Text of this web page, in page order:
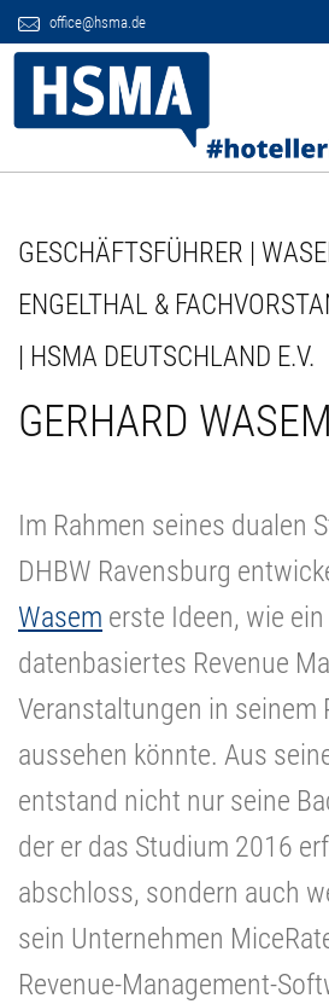
office@hsma.de
GESCHÄFTSFÜHRER |
ENGELTHAL &
| HSMA DEUTSCHLAND E.V.
GERHARD WASEM
Im Rahmen seines dualen
DHBW Ravensburg
Wasem erste Ideen, wie
datenbasiertes Revenue
Veranstaltungen in seinem
aussehen könnte. Aus
entstand nicht nur seine
der er das Studium 2016
abschloss, sondern auch
sein Unternehmen
Revenue-Management-